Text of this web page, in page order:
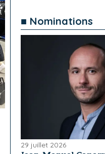
■ Nominations
29 juillet 2026